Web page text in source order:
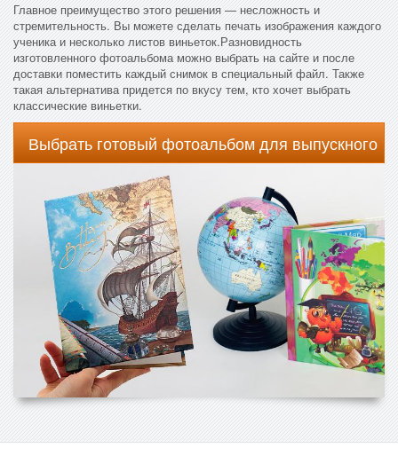
Главное преимущество этого решения — несложность и
стремительность. Вы можете сделать печать изображения каждого
ученика и несколько листов виньеток.Разновидность
изготовленного фотоальбома можно выбрать на сайте и после
доставки поместить каждый снимок в специальный файл. Также
такая альтернатива придется по вкусу тем, кто хочет выбрать
классические виньетки.
Выбрать готовый фотоальбом для выпускного